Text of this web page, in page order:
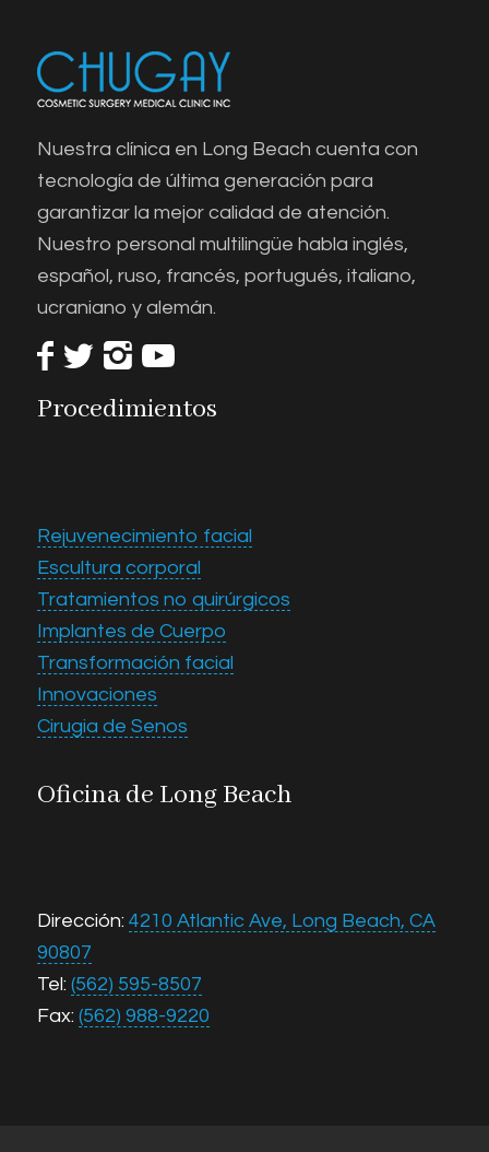
Nuestra clínica en Long Beach cuenta con
tecnología de última generación para
garantizar la mejor calidad de atención.
Nuestro personal multilingüe habla inglés,
español, ruso, francés, portugués, italiano,
ucraniano y alemán.
Procedimientos
Rejuvenecimiento facial
Escultura corporal
Tratamientos no quirúrgicos
Implantes de Cuerpo
Transformación facial
Innovaciones
Cirugia de Senos
Oficina de Long Beach
Dirección: 4210 Atlantic Ave, Long Beach, CA
90807
Tel: (562) 595-8507
Fax: (562) 988-9220